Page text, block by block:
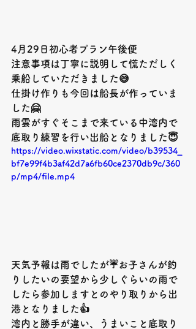
4月29日初心者プラン午後便
注意事項は丁寧に説明して慌ただしく
乗船していただきました😅
仕掛け作りも今回は船長が作っていま
した🤗
雨雲がすぐそこまで来ている中湾内で
底取り練習を行い出船となりました😇
https://video.wixstatic.com/video/b39534_
bf7e99f4b3af42d7a6fb60ce2370db9c/360
p/mp4/file.mp4
天気予報は雨でしたが☔️お子さんが釣
りしたいの要望から少しぐらいの雨で
したら参加しますとのやり取りから出
港となりました👍
湾内と勝手が違い、うまいこと底取り